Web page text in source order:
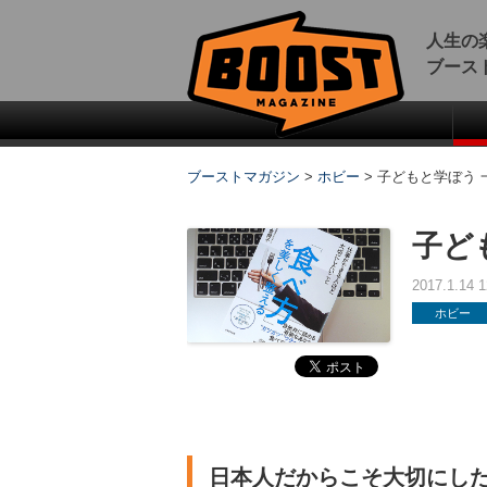
人生の
ブース
ブーストマガジン > ホビー > 子どもと学ぼう
子ど
2017.1.14
ホビー
日本人だからこそ大切にし